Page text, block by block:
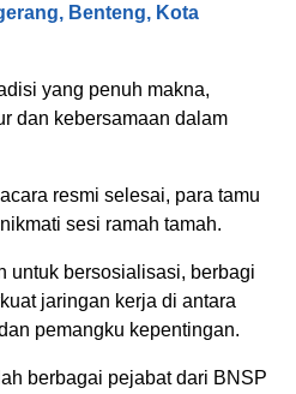
Benteng, Kota
yang penuh makna,
dan kebersamaan dalam
resmi selesai, para tamu
sesi ramah tamah.
untuk bersosialisasi, berbagi
jaringan kerja di antara
pemangku kepentingan.
berbagai pejabat dari BNSP